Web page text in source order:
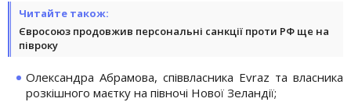
Читайте також:
Євросоюз продовжив персональні санкції проти РФ ще на
півроку
Олександра Абрамова, співвласника Evraz та власника
розкішного маєтку на півночі Нової Зеландії;